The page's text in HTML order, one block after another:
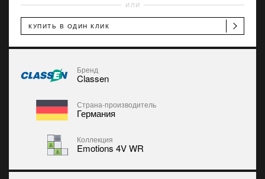
ИЛИ
КУПИТЬ В ОДИН КЛИК
Бренд
Classen
Страна-производитель
Германия
Коллекция
Emotions 4V WR